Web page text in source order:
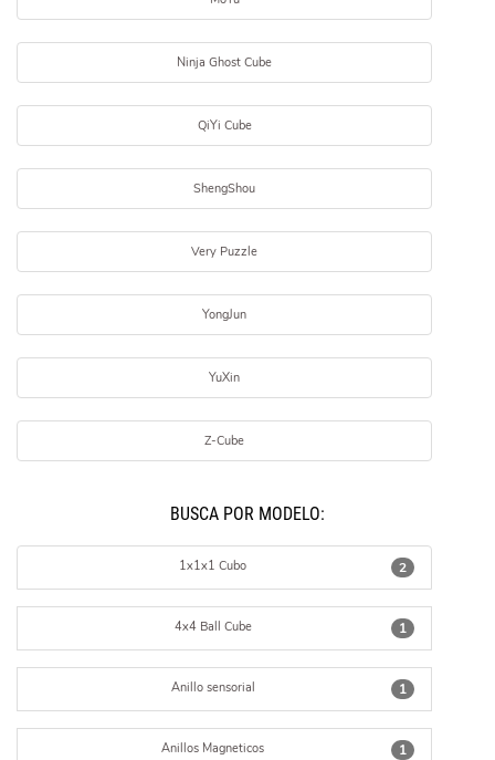
Ninja Ghost Cube
QiYi Cube
ShengShou
Very Puzzle
YongJun
YuXin
Z-Cube
BUSCÁ POR MODELO:
2
1x1x1 Cubo
1
4x4 Ball Cube
1
Anillo sensorial
1
Anillos Magneticos